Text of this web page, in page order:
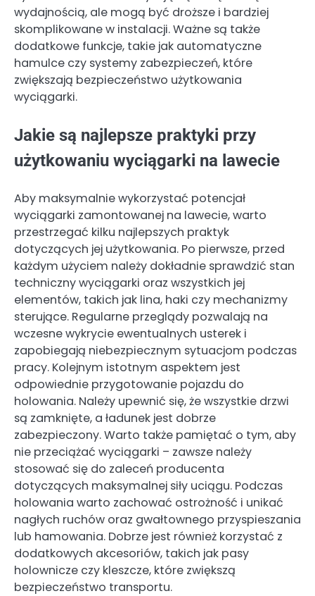
wydajnością, ale mogą być droższe i bardziej
skomplikowane w instalacji. Ważne są także
dodatkowe funkcje, takie jak automatyczne
hamulce czy systemy zabezpieczeń, które
zwiększają bezpieczeństwo użytkowania
wyciągarki.
Jakie są najlepsze praktyki przy
użytkowaniu wyciągarki na lawecie
Aby maksymalnie wykorzystać potencjał
wyciągarki zamontowanej na lawecie, warto
przestrzegać kilku najlepszych praktyk
dotyczących jej użytkowania. Po pierwsze, przed
każdym użyciem należy dokładnie sprawdzić stan
techniczny wyciągarki oraz wszystkich jej
elementów, takich jak lina, haki czy mechanizmy
sterujące. Regularne przeglądy pozwalają na
wczesne wykrycie ewentualnych usterek i
zapobiegają niebezpiecznym sytuacjom podczas
pracy. Kolejnym istotnym aspektem jest
odpowiednie przygotowanie pojazdu do
holowania. Należy upewnić się, że wszystkie drzwi
są zamknięte, a ładunek jest dobrze
zabezpieczony. Warto także pamiętać o tym, aby
nie przeciążać wyciągarki – zawsze należy
stosować się do zaleceń producenta
dotyczących maksymalnej siły uciągu. Podczas
holowania warto zachować ostrożność i unikać
nagłych ruchów oraz gwałtownego przyspieszania
lub hamowania. Dobrze jest również korzystać z
dodatkowych akcesoriów, takich jak pasy
holownicze czy kleszcze, które zwiększą
bezpieczeństwo transportu.